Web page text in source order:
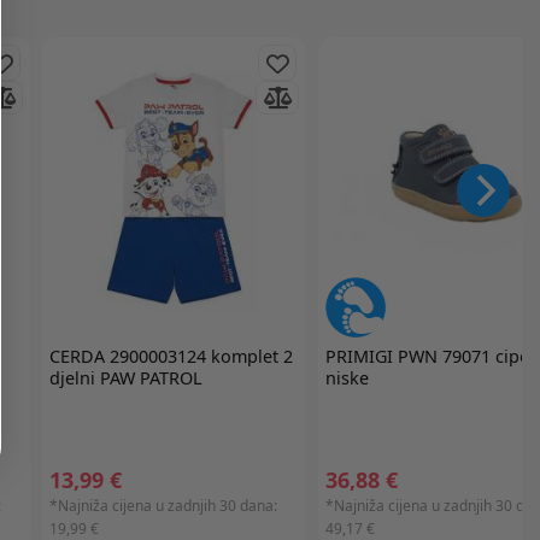
CERDA2900003124 komplet 2
djelni PAW PATROL
13,99 €
*Najniža cijena u zadnjih 30 dana:
19,99 €
PRIMIGI PWN 79071
niske
36,88 €
*Najniža cijena u zadnjih 30
49,17 €